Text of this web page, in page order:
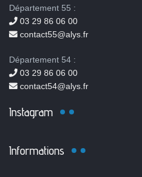
Département 55 :
03 29 86 06 00
contact55@alys.fr
Département 54 :
03 29 86 06 00
contact54@alys.fr
Instagram
Informations